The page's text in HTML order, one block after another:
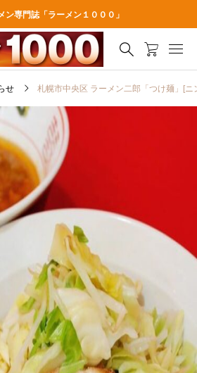
ン専門誌「ラーメン１０００」
せ 札幌市中央区 ラーメン二郎「つけ麺」[ニ